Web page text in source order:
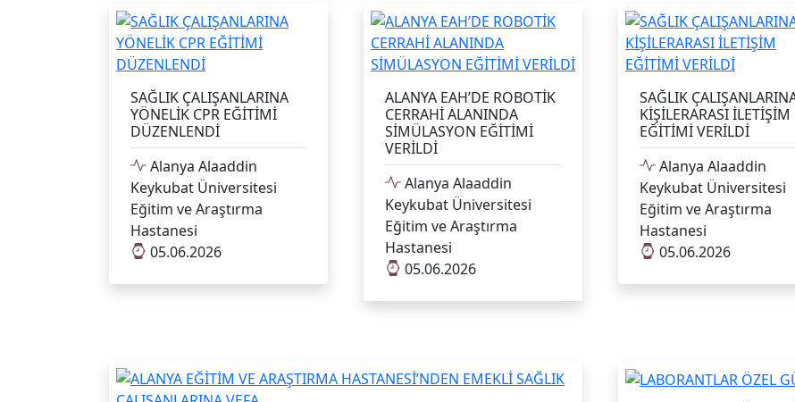
SAĞLIK ÇALIŞANLARINA
YÖNELİK CPR EĞİTİMİ
DÜZENLENDİ
Alanya Alaaddin
Keykubat Üniversitesi
Eğitim ve Araştırma
Hastanesi
05.06.2026
ALANYA EAH’DE ROBOTİK
CERRAHİ ALANINDA
SİMÜLASYON EĞİTİMİ
VERİLDİ
Alanya Alaaddin
Keykubat Üniversitesi
Eğitim ve Araştırma
Hastanesi
05.06.2026
SAĞLIK
KİŞİLERARASI İLETİŞİM
EĞİTİMİ VERİLDİ
Alanya Alaaddin
Keykubat Üniversitesi
Eğitim ve Araştırma
Hastanesi
05.06.2026